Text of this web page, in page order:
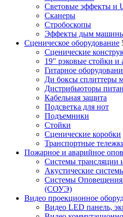
Световые эффекты и
Сканеры
Стробоскопы
Эффекты дым
Сценическое оборудование
Сценические
19" рэковые стойки и
Гитарное
Ди боксы сплиттеры
Дистрибьюторы
Кабельная защита
Подсветка для нот
Подъемники
Стойки
Сценические коробки
Транспортные
Пожарное и аварийное
Cистемы трансляции
Акустические
Системы Оповещения
(СОУЭ)
Видео проекционное
Видео LED панель,